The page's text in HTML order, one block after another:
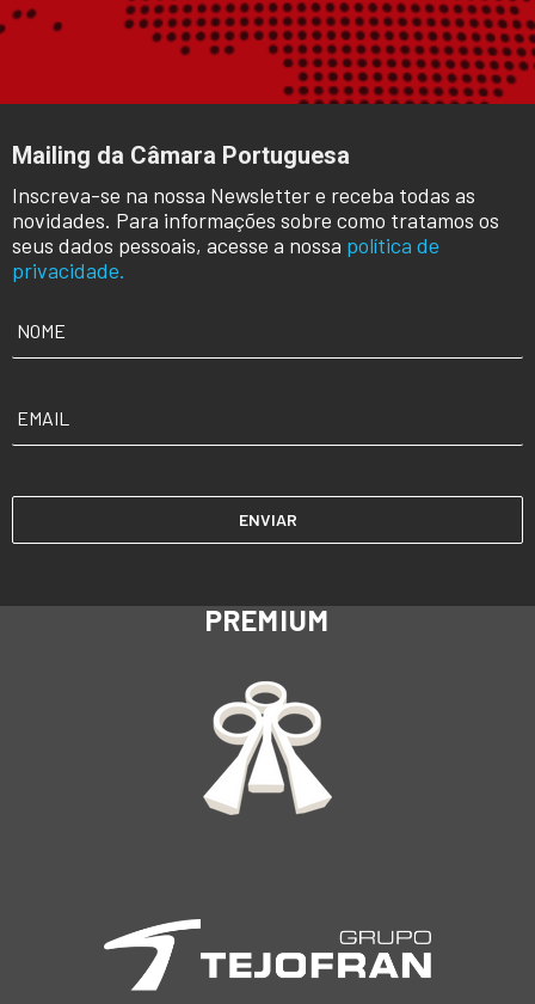
Mailing da Câmara Portuguesa
Inscreva-se na nossa Newsletter e receba todas as
novidades. Para informações sobre como tratamos os
seus dados pessoais, acesse a nossa política de
privacidade.
PREMIUM